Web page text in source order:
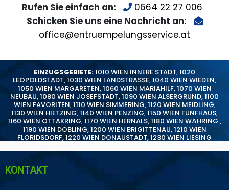
Rufen Sie einfach an:
0664 22 27 006
Schicken Sie uns eine Nachricht an:
office@entruempelungsservice.at
EINZUGSGEBIETE:1010 WIEN INNERE STADT,1020
LEOPOLDSTADT,1030 WIEN LANDSTRASSE,1040 WIEN WIEDEN,
1050 WIEN MARGARETEN,1060 WIEN MARIAHILF,1070 WIEN
NEUBAU,1080 WIEN JOSEFSTADT,1090 WIEN ALSERGRUND,1100
WIEN FAVORITEN,1110 WIEN SIMMERING,1120 WIEN MEIDLING,
1130 WIEN HIETZING,1140 WIEN PENZING,1150 WIEN FÜNFHAUS,
1160 WIEN OTTAKRING,1170 WIEN HERNALS,1180 WIEN WÄHRING ,
1190 WIEN DÖBLING,1200 WIEN BRIGITTENAU,1210 WIEN
FLORIDSDORF,1220 WIEN DONAUSTADT,1230 WIEN LIESING
KONTAKT